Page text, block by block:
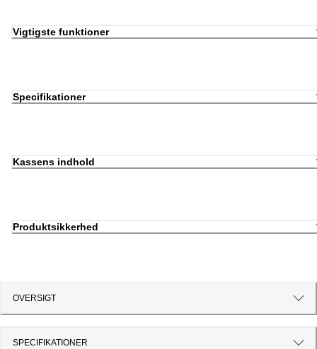
Vigtigste funktioner
Specifikationer
Kassens indhold
Produktsikkerhed
OVERSIGT
SPECIFIKATIONER